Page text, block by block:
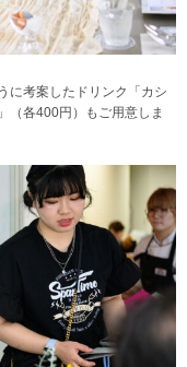
に考案したドリンク「カシ
（各400円）もご用意しま